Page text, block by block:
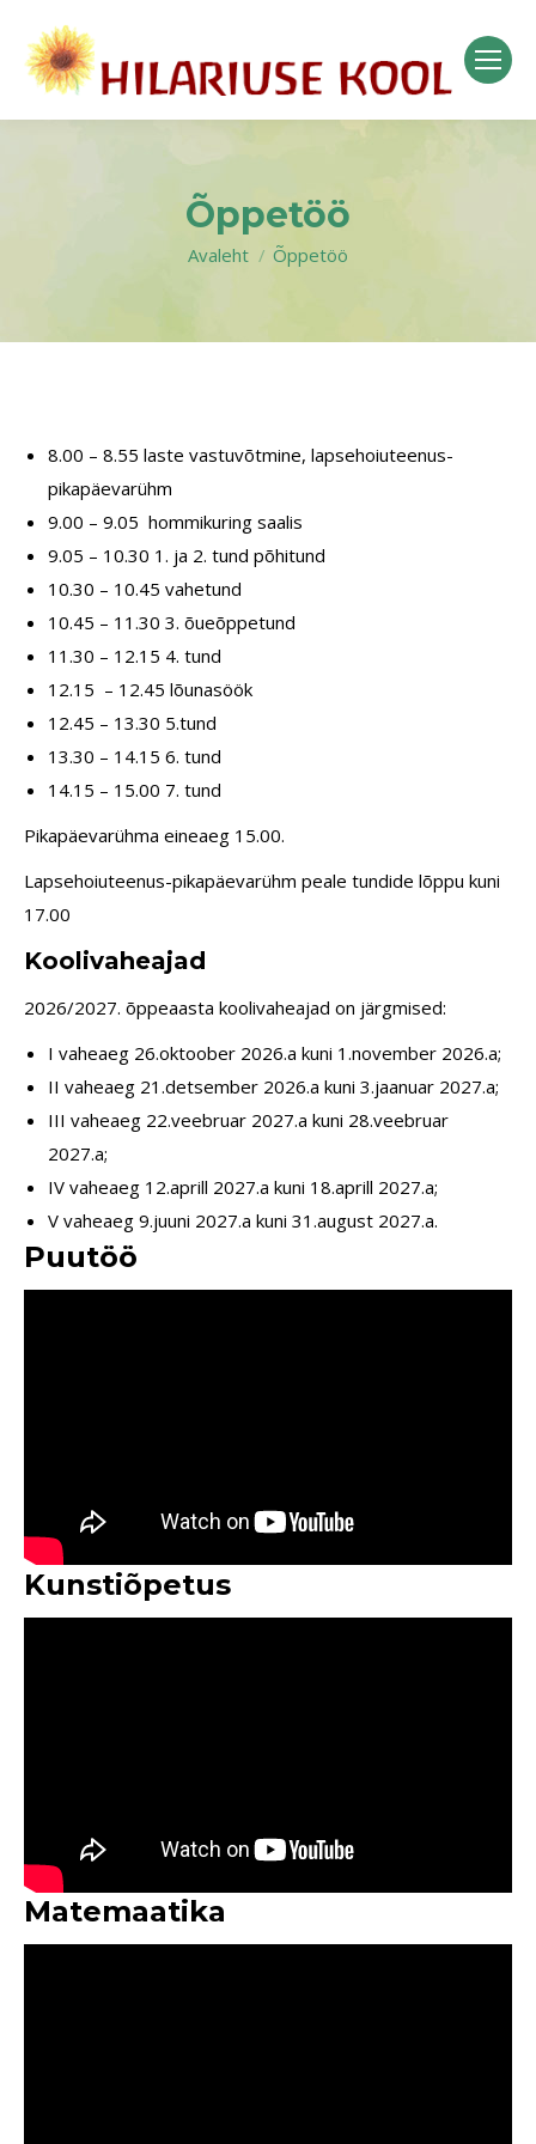
Õppetöö
You are here:
Avaleht Õppetöö
8.00 – 8.55 laste vastuvõtmine, lapsehoiuteenus-
pikapäevarühm
9.00 – 9.05 hommikuring saalis
9.05 – 10.30 1. ja 2. tund põhitund
10.30 – 10.45 vahetund
10.45 – 11.30 3. õueõppetund
11.30 – 12.15 4. tund
12.15 – 12.45 lõunasöök
12.45 – 13.30 5.tund
13.30 – 14.15 6. tund
14.15 – 15.00 7. tund
Pikapäevarühma eineaeg 15.00.
Lapsehoiuteenus-pikapäevarühm peale tundide lõppu kuni
17.00
Koolivaheajad
2026/2027. õppeaasta koolivaheajad on järgmised:
I vaheaeg 26.oktoober 2026.a kuni 1.november 2026.a;
II vaheaeg 21.detsember 2026.a kuni 3.jaanuar 2027.a;
III vaheaeg 22.veebruar 2027.a kuni 28.veebruar
2027.a;
IV vaheaeg 12.aprill 2027.a kuni 18.aprill 2027.a;
V vaheaeg 9.juuni 2027.a kuni 31.august 2027.a.
Puutöö
Kunstiõpetus
Matemaatika